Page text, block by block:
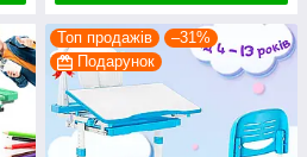
Топ продажів
–31%
Подарунок